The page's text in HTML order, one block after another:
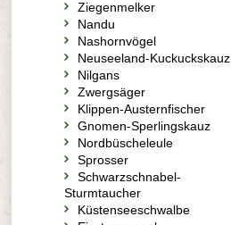
Ziegenmelker
Nandu
Nashornvögel
Neuseeland-Kuckuckskauz
Nilgans
Zwergsäger
Klippen-Austernfischer
Gnomen-Sperlingskauz
Nordbüscheleule
Sprosser
Schwarzschnabel-
Sturmtaucher
Küstenseeschwalbe